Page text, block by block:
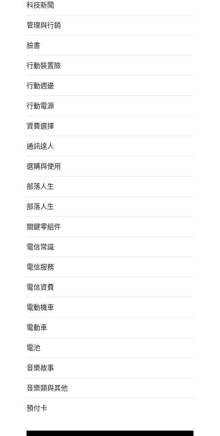
科技新聞
管理與行銷
臉書
行動裝置險
行動週邊
行動電源
資費選擇
通訊達人
選購與使用
部落人生
部落人生
關鍵零組件
電信常識
電信服務
電信資費
電動機車
電動車
電池
音樂故事
音樂類與其他
預付卡